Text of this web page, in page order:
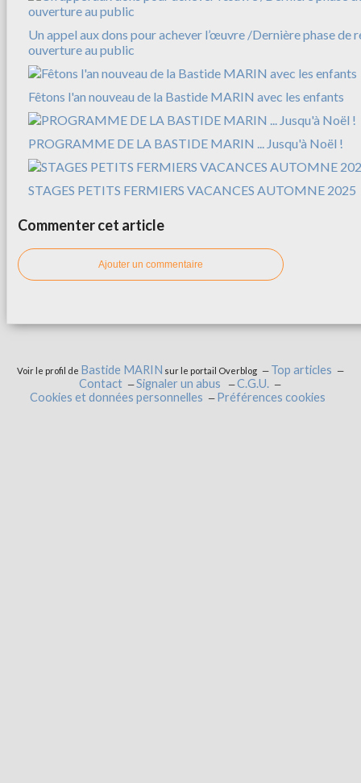
Un appel aux dons pour achever l’œuvre /Dernière phase de
ouverture au public
Fêtons l'an nouveau de la Bastide MARIN avec les enfants
PROGRAMME DE LA BASTIDE MARIN ... Jusqu'à Noël !
STAGES PETITS FERMIERS VACANCES AUTOMNE 2025
Commenter cet article
Ajouter un commentaire
Voir le profil de Bastide MARIN sur le portail Overblog
Top articles
Contact
Signaler un abus
C.G.U.
Cookies et données personnelles
Préférences cookies